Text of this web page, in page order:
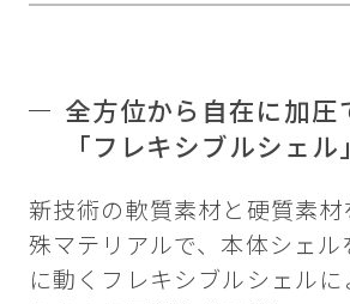
全方位から自在に加圧
「フレキシブルシェル」
新技術の軟質素材と硬質素
殊マテリアルで、本体シェル
に動くフレキシブルシェル